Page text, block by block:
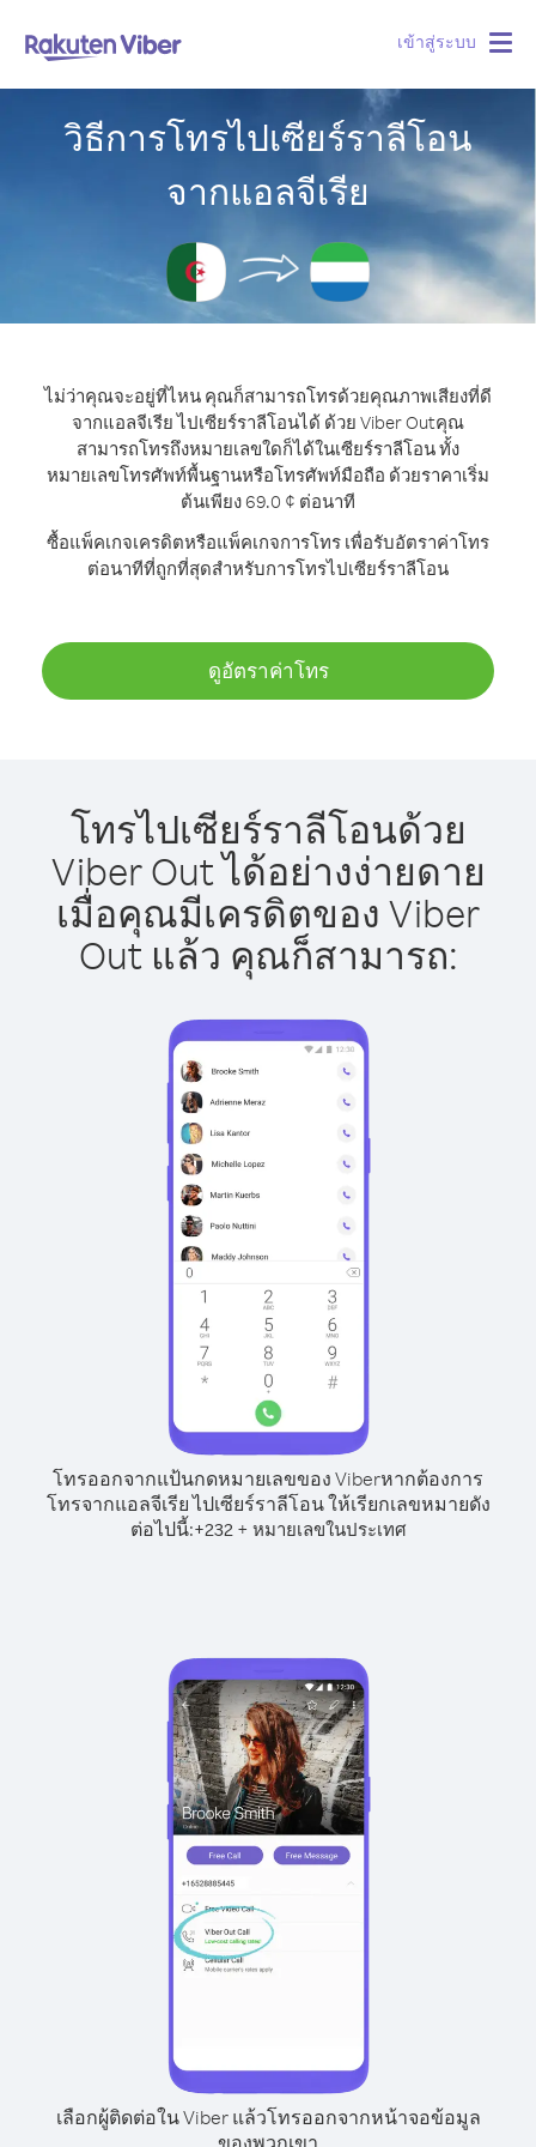
เข้าสู่ระบบ
วิธีการโทรไปเซียร์ราลีโอน
จากแอลจีเรีย
ไม่ว่าคุณจะอยู่ที่ไหน คุณก็สามารถโทรด้วยคุณภาพเสียงที่ดี
จากแอลจีเรีย ไปเซียร์ราลีโอนได้ ด้วย Viber Outคุณ
สามารถโทรถึงหมายเลขใดก็ได้ในเซียร์ราลีโอน ทั้ง
หมายเลขโทรศัพท์พื้นฐานหรือโทรศัพท์มือถือ ด้วยราคาเริ่ม
ต้นเพียง 69.0 ¢ ต่อนาที
ซื้อแพ็คเกจเครดิตหรือแพ็คเกจการโทร เพื่อรับอัตราค่าโทร
ต่อนาทีที่ถูกที่สุดสำหรับการโทรไปเซียร์ราลีโอน
ดูอัตราค่าโทร
โทรไปเซียร์ราลีโอนด้วย
Viber Out ได้อย่างง่ายดาย
เมื่อคุณมีเครดิตของ Viber
Out แล้ว คุณก็สามารถ:
โทรออกจากแป้นกดหมายเลขของ Viberหากต้องการ
โทรจากแอลจีเรีย ไปเซียร์ราลีโอน ให้เรียกเลขหมายดัง
ต่อไปนี้:+232+ หมายเลขในประเทศ
เลือกผู้ติดต่อใน Viber แล้วโทรออกจากหน้าจอข้อมูล
ของพวกเขา